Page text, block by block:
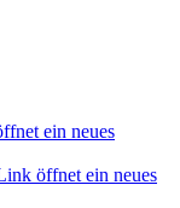
ein neues
öffnet ein neues